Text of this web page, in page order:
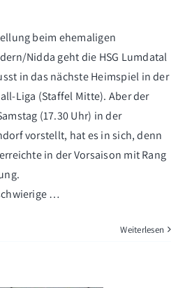
beim ehemaligen
Nidda geht die HSG Lumdatal
in das nächste Heimspiel in der
Liga (Staffel Mitte). Aber der
(17.30 Uhr) in der
vorstellt, hat es in sich, denn
in der Vorsaison mit Rang
…
Weiterlesen